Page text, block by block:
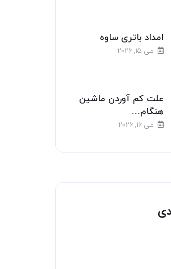
امداد باتری ساوه
می 15, 2026
علت کم آوردن ماشین
هنگام…
می 16, 2026